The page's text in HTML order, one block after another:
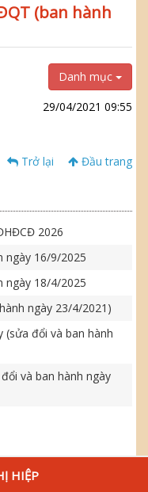
(ban hành
Danh mục
29/04/2021 09:55
Trở lại Đầu trang
2026
ngày 16/9/2025
ngày 18/4/2025
ngày 23/4/2021)
(sửa đổi và ban hành
và ban hành ngày
HIỆP